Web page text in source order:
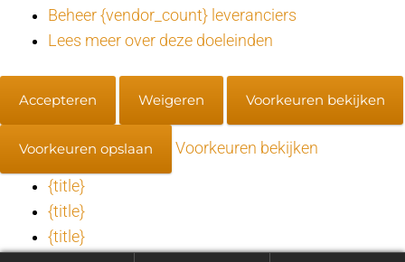
Beheer {vendor_count} leveranciers
Lees meer over deze doeleinden
Accepteren Weigeren Voorkeuren bekijken
Voorkeuren opslaan Voorkeuren bekijken
{title}
{title}
{title}